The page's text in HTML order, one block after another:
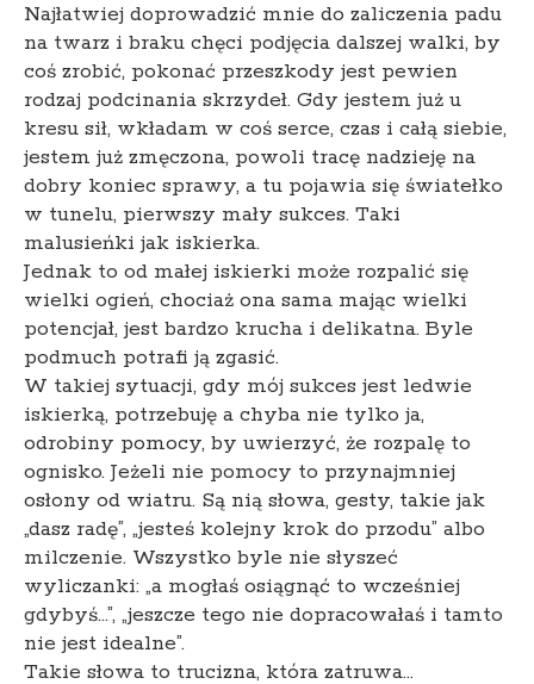
Najłatwiej doprowadzić mnie do zaliczenia padu
na twarz i braku chęci podjęcia dalszej walki, by
coś zrobić, pokonać przeszkody jest pewien
rodzaj podcinania skrzydeł. Gdy jestem już u
kresu sił, wkładam w coś serce, czas i całą siebie,
jestem już zmęczona, powoli tracę nadzieję na
dobry koniec sprawy, a tu pojawia się światełko
w tunelu, pierwszy mały sukces. Taki
malusieńki jak iskierka.
Jednak to od małej iskierki może rozpalić się
wielki ogień, chociaż ona sama mając wielki
potencjał, jest bardzo krucha i delikatna. Byle
podmuch potrafi ją zgasić.
W takiej sytuacji, gdy mój sukces jest ledwie
iskierką, potrzebuję a chyba nie tylko ja,
odrobiny pomocy, by uwierzyć, że rozpalę to
ognisko. Jeżeli nie pomocy to przynajmniej
osłony od wiatru. Są nią słowa, gesty, takie jak
„dasz radę”, „jesteś kolejny krok do przodu” albo
milczenie. Wszystko byle nie słyszeć
wyliczanki: „a mogłaś osiągnąć to wcześniej
gdybyś…”, „jeszcze tego nie dopracowałaś i tamto
nie jest idealne”.
Takie słowa to trucizna, która zatruwa…